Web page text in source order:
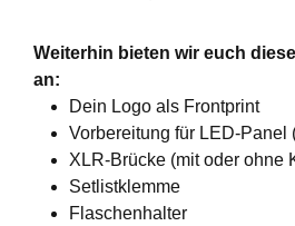
Weiterhin bieten wir euch
an:
Dein Logo als Frontprint
Vorbereitung für LED-Panel
XLR-Brücke (mit oder ohne
Setlistklemme
Flaschenhalter